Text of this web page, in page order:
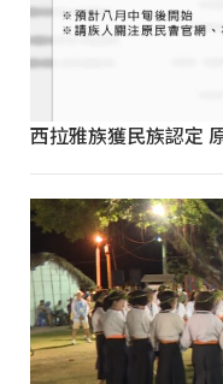
西拉雅族獲民族認定